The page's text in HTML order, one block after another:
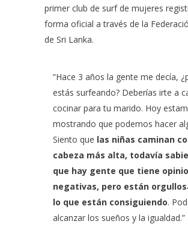
primer club de surf de mujeres
forma oficial a través de la
de Sri Lanka.
“Hace 3 años la gente me decía,
estás surfeando? Deberías irte a
cocinar para tu marido. Hoy
mostrando que podemos hacer
Siento que las niñas caminan
cabeza más alta, todavía
que hay gente que tiene
negativas, pero están
lo que están consiguiendo.
alcanzar los sueños y la igualdad.”